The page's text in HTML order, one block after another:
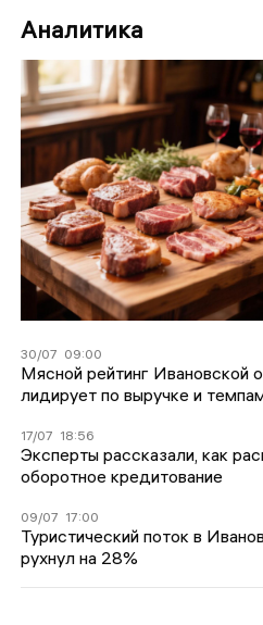
Аналитика
30/07 09:00
Мясной рейтинг Ивановской
лидирует по выручке и
17/07 18:56
Эксперты рассказали, как
оборотное кредитование
09/07 17:00
Туристический поток в
рухнул на 28%